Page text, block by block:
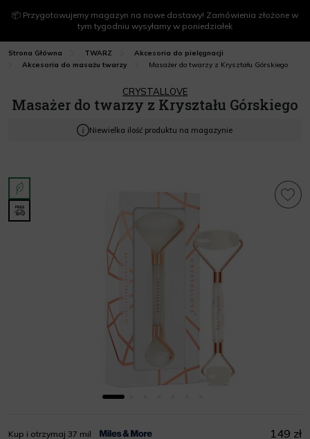
📦 Przygotowujemy magazyn na nowe dostawy! Zamówienia złożone w
tym tygodniu wysyłamy w poniedziałek
Strona Główna TWARZ
Akcesoria do pielęgnacji
Akcesoria do masażu twarzy
Masażer do twarzy z Kryształu Górskiego
CRYSTALLOVE
Masażer do twarzy z Kryształu Górskiego
Niewielka ilość produktu na magazynie
Kup i otrzymaj 37 mil 149 zł